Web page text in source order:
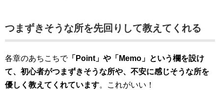
つまずきそうな所を先回りして教えてくれる
各章のあちこちで「Point」や「Memo」という欄を設け
て、初心者がつまずきそうな所や、不安に感じそうな所を
優しく教えてくれています。これがいい！